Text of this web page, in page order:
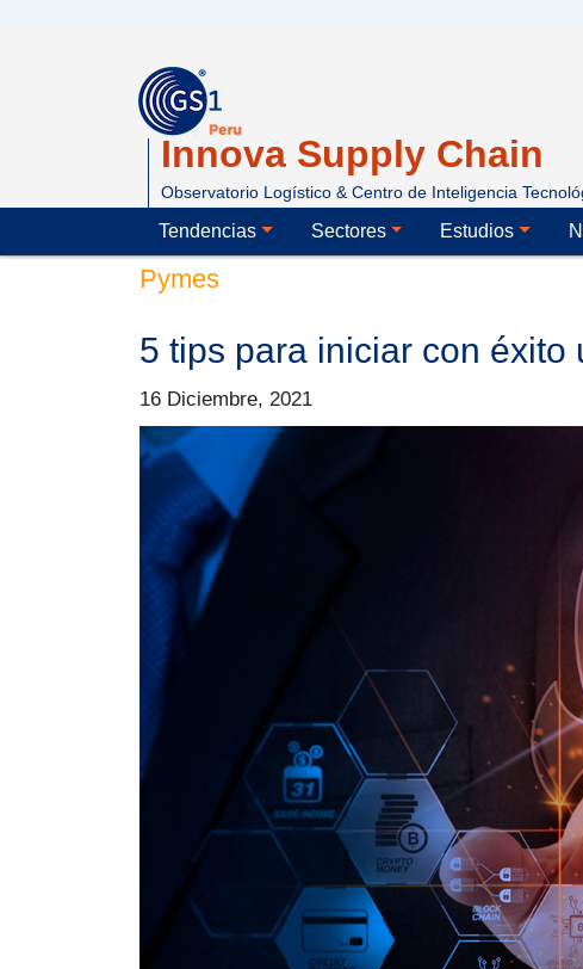
Innova Supply Chain
Observatorio Logístico & Centro de Inteligencia
Menu innovasupplychain
Tendencias Sectores Estudios
Pymes
5 tips para iniciar con éxito
16 Diciembre, 2021